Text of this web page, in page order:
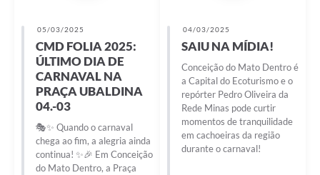
05/03/2025
CMD FOLIA 2025:
ÚLTIMO DIA DE
CARNAVAL NA
PRAÇA UBALDINA
04.-03
🎭✨ Quando o carnaval
chega ao fim, a alegria ainda
continua! ✨🎉 Em Conceição
do Mato Dentro, a Praça
04/03/2025
SAIU NA MÍDIA!
Conceição do Mato Dentro é
a Capital do Ecoturismo e o
repórter Pedro Oliveira da
Rede Minas pode curtir
momentos de tranquilidade
em cachoeiras da região
durante o carnaval!